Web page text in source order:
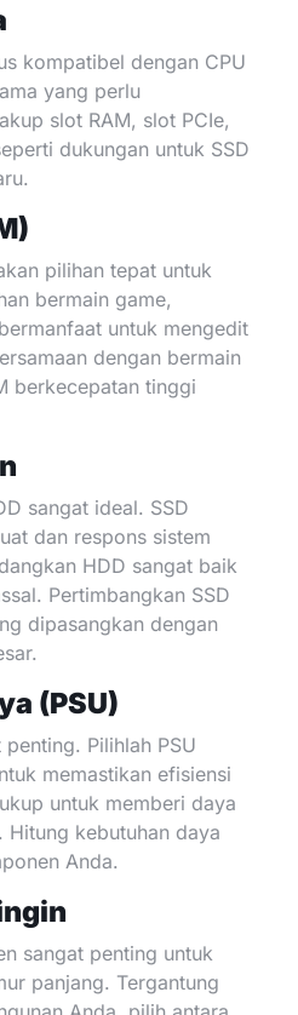
kompatibel dengan CPU
yang perlu
slot RAM, slot PCIe,
dukungan untuk SSD
pilihan tepat untuk
bermain game,
untuk mengedit
dengan bermain
berkecepatan tinggi
sangat ideal. SSD
dan respons sistem
HDD sangat baik
Pertimbangkan SSD
dipasangkan dengan
(PSU)
Pilihlah PSU
memastikan efisiensi
untuk memberi daya
Hitung kebutuhan daya
Anda.
sangat penting untuk
panjang. Tergantung